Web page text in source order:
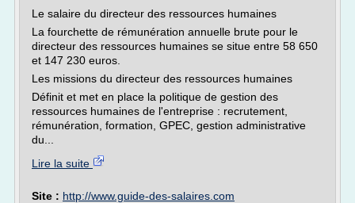
Le salaire du directeur des ressources humaines
La fourchette de rémunération annuelle brute pour le
directeur des ressources humaines se situe entre 58 650
et 147 230 euros.
Les missions du directeur des ressources humaines
Définit et met en place la politique de gestion des
ressources humaines de l'entreprise : recrutement,
rémunération, formation, GPEC, gestion administrative
du...
Lire la suite
Site : http://www.guide-des-salaires.com